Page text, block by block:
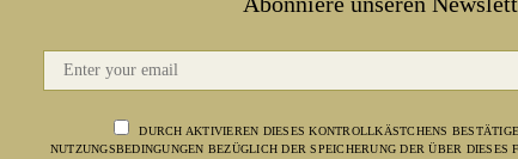
DURCH AKTIVIEREN DIESES KONTROLLKÄSTCHENS
NUTZUNGSBEDINGUNGEN BEZÜGLICH DER SPEICHERUNG DER ÜBER